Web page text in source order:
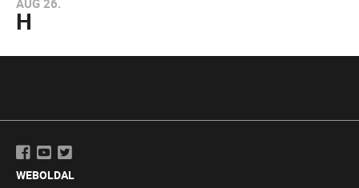
AUG 26.
H
WEBOLDAL